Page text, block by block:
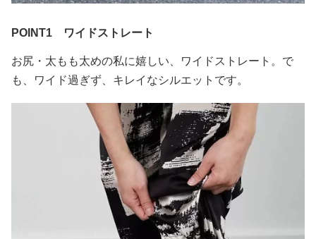
POINT1 ワイドストレート
お尻・太もも太めの私に嬉しい、ワイドストレート。で
も、ワイド過ぎず、キレイなシルエットです。